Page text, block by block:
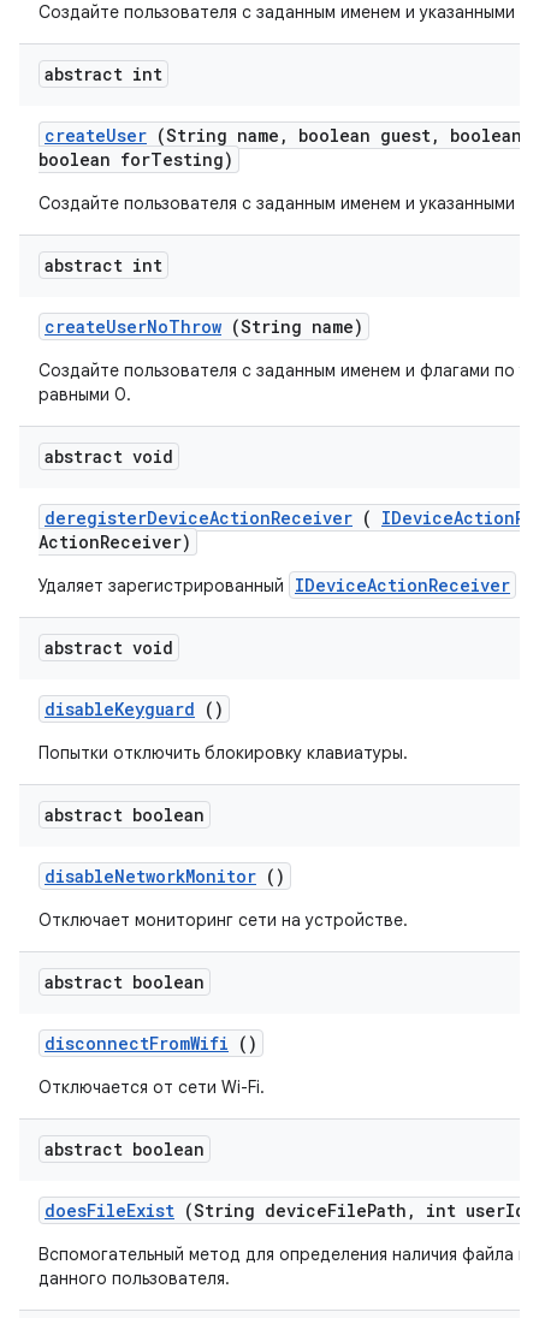
Создайте пользователя с заданным именем и указанными
abstract int
createUser (String name , boolean guest,
boolean
boolean forTesting)
Создайте пользователя с заданным именем и указанными
abstract int
createUserNoThrow (String name)
Создайте пользователя с заданным именем и флагами по
равными 0.
abstract void
deregisterDeviceActionReceiver ( IDeviceAction
ActionReceiver)
Удаляет зарегистрированный IDeviceActionReceiver
abstract void
disableKeyguard ()
Попытки отключить блокировку клавиатуры.
abstract boolean
disableNetworkMonitor ()
Отключает мониторинг сети на устройстве.
abstract boolean
disconnectFromWifi ()
Отключается от сети Wi-Fi.
abstract boolean
doesFileExist (String deviceFilePath , int userId)
Вспомогательный метод для определения наличия файла
данного пользователя.